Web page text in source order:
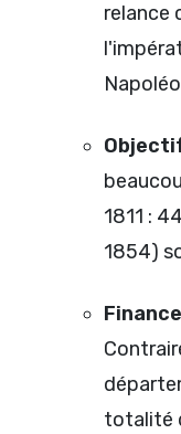
relance
1811 :
1854)
totalité